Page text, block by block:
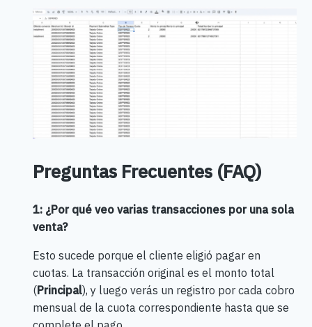
Preguntas Frecuentes (FAQ)
1: ¿Por qué veo varias transacciones por una sola
venta?
Esto sucede porque el cliente eligió pagar en
cuotas. La transacción original es el monto total
(Principal), y luego verás un registro por cada cobro
mensual de la cuota correspondiente hasta que se